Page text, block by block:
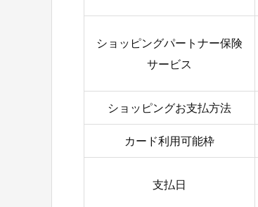
ショッピングパートナー保険
サービス
ショッピングお支払方法
カード利用可能枠
支払日